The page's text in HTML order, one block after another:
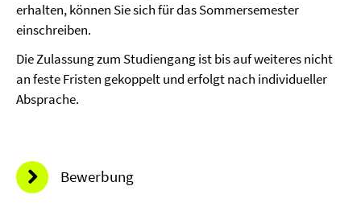
erhalten, können Sie sich für das Sommersemester
einschreiben.
Die Zulassung zum Studiengang ist bis auf weiteres nicht
an feste Fristen gekoppelt und erfolgt nach individueller
Absprache.
Bewerbung